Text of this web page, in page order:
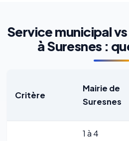
Service municipal
à Suresnes :
Critère
Mairie de
Suresnes
1 à 4